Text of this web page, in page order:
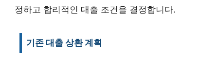
정하고 합리적인 대출 조건을 결정합니다.
기존 대출 상환 계획